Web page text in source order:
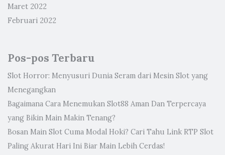
Maret 2022
Februari 2022
Pos-pos Terbaru
Slot Horror: Menyusuri Dunia Seram dari Mesin Slot yang
Menegangkan
Bagaimana Cara Menemukan Slot88 Aman Dan Terpercaya
yang Bikin Main Makin Tenang?
Bosan Main Slot Cuma Modal Hoki? Cari Tahu Link RTP Slot
Paling Akurat Hari Ini Biar Main Lebih Cerdas!